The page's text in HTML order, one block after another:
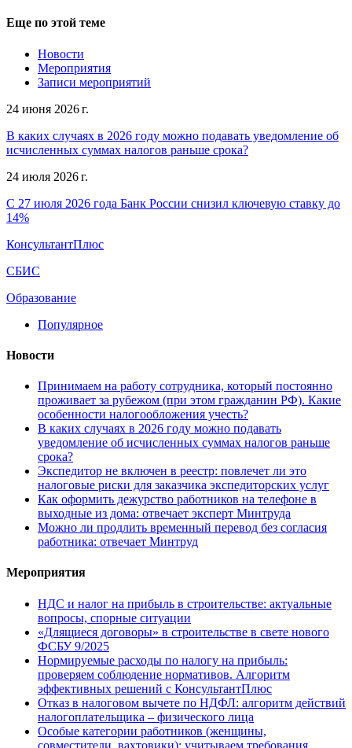
Еще по этой теме
Новости
Мероприятия
Записи мероприятий
24 июня 2026 г.
В каких случаях в 2026 году можно подавать уведомление об
исчисленных суммах налогов раньше срока?
24 июля 2026 г.
С 27 июля 2026 года Банк России снизил ключевую ставку до
14%
КонсультантПлюс
СБИС
Образование
Популярное
Новости
Принимаем на работу сотрудника, который постоянно
проживает за рубежом (при этом гражданин РФ). Какие
особенности налогообложения учесть?
В каких случаях в 2026 году можно подавать
уведомление об исчисленных суммах налогов раньше
срока?
Экспедитор не включен в реестр: повлечет ли это
налоговые риски для заказчика экспедиторских услуг
Как оформить дежурство работников на телефоне в
выходные из дома: отвечает эксперт Минтруда
Можно ли продлить временный перевод без согласия
работника: отвечает Минтруд
Мероприятия
НДС и налог на прибыль в строительстве: актуальные
вопросы, спорные ситуации
«Длящиеся договоры» в строительстве в свете нового
ФСБУ 9/2025
Нормируемые расходы по налогу на прибыль:
проверяем соблюдение нормативов. Алгоритм
эффективных решений с КонсультантПлюс
Отказ в налоговом вычете по НДФЛ: алгоритм действий
налогоплательщика – физического лица
Особые категории работников (женщины,
совместители, вахтовики): учитываем требования